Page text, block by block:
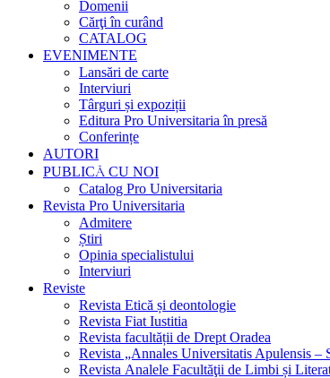
Domenii
Cărţi în curând
CATALOG
EVENIMENTE
Lansări de carte
Interviuri
Târguri și expoziții
Editura Pro Universitaria în presă
Conferințe
AUTORI
PUBLICĂ CU NOI
Catalog Pro Universitaria
Revista Pro Universitaria
Admitere
Știri
Opinia specialistului
Interviuri
Reviste
Revista Etică și deontologie
Revista Fiat Iustitia
Revista facultății de Drept Oradea
Revista „Annales Universitatis Apulensis –
Revista Analele Facultăţii de Limbi și